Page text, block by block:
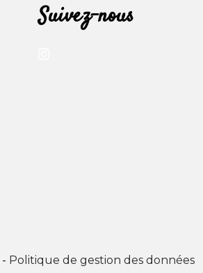
Suivez-nous
- Politique de gestion des données